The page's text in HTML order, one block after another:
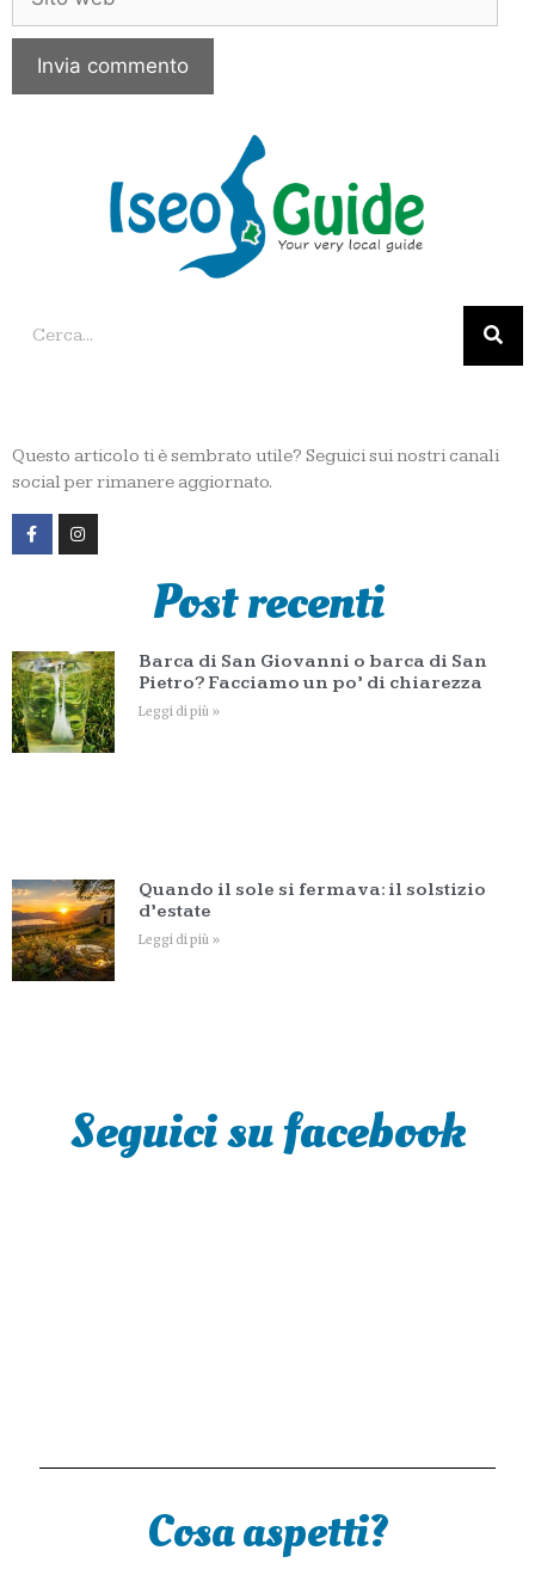
Questo articolo ti è sembrato utile? Seguici sui nostri canali
social per rimanere aggiornato.
Post recenti
Barca di San Giovanni o barca di San
Pietro? Facciamo un po’ di chiarezza
Leggi di più »
Quando il sole si fermava: il solstizio
d’estate
Leggi di più »
Seguici su facebook
Cosa aspetti?